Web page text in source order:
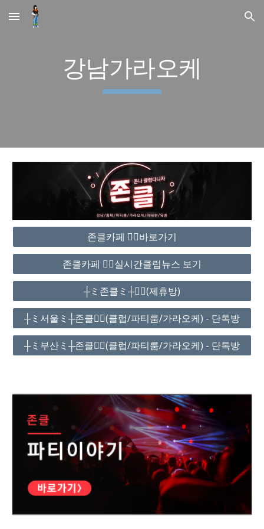
Skip to main content Skip to navigation
강남가라오케
존클카페 ❤️‍🔥바로가기
존클카페 ❤️‍🔥실시간클럽뉴스 보기
┼ミ존클ミ┼❤️‍🔥(제휴방)
┼ミ서울ミ┼존클❤️‍🔥(클럽/파티룸/가라오케) - 단톡방
┼ミ부산ミ┼존클❤️‍🔥(클럽/파티룸/가라오케) - 단톡방